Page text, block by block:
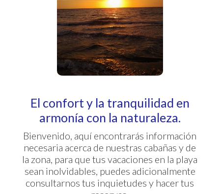
El confort y la tranquilidad en
armonía con la naturaleza.
Bienvenido, aquí encontrarás información
necesaria acerca de nuestras cabañas y de
la zona, para que tus vacaciones en la playa
sean inolvidables, puedes adicionalmente
consultarnos tus inquietudes y hacer tus